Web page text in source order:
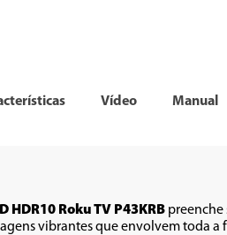
Vídeo Manual
HDR10 Roku TV P43KRB preenche
vibrantes que envolvem toda a